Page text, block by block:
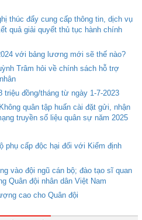
thúc đẩy cung cấp thông tin, dịch vụ
quả giải quyết thủ tục hành chính
với bảng lương mới sẽ thế nào?
Trâm hỏi về chính sách hỗ trợ
đồng/tháng từ ngày 1-7-2023
quân tập huấn cài đặt gửi, nhận
truyền số liệu quân sự năm 2025
phụ cấp độc hại đối với Kiểm định
vào đội ngũ cán bộ; đào tạo sĩ quan
Quân đội nhân dân Việt Nam
cao cho Quân đội